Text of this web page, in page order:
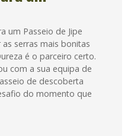
um Passeio de Jipe
serras mais bonitas
é o parceiro certo.
com a sua equipa de
de descoberta
do momento que